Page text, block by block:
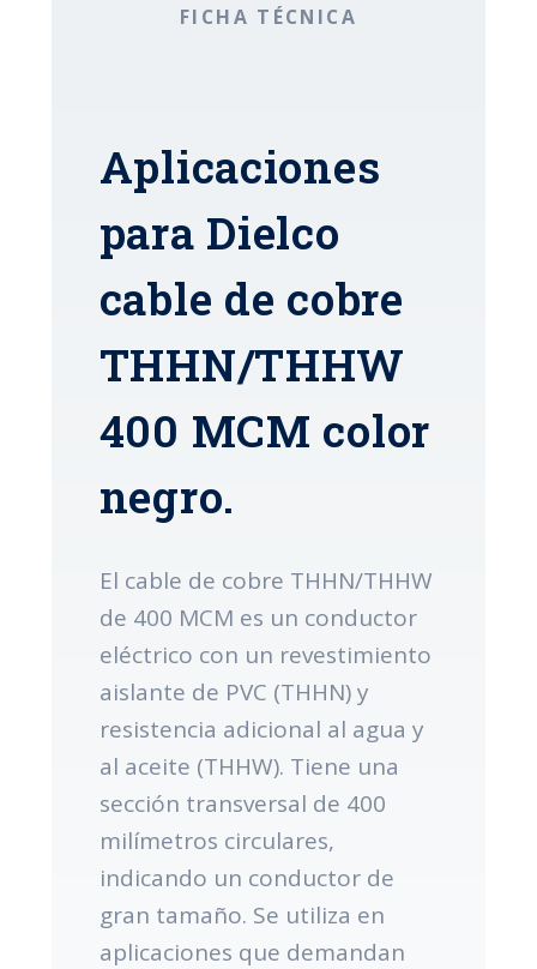
FICHA TÉCNICA
Aplicaciones
para Dielco
cable de cobre
THHN/THHW
400 MCM color
negro.
El cable de cobre THHN/THHW
de 400 MCM es un conductor
eléctrico con un revestimiento
aislante de PVC (THHN) y
resistencia adicional al agua y
al aceite (THHW). Tiene una
sección transversal de 400
milímetros circulares,
indicando un conductor de
gran tamaño. Se utiliza en
aplicaciones que demandan